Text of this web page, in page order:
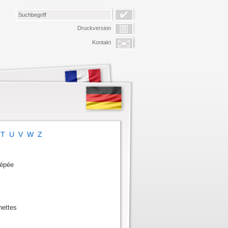
Druckversion
Kontakt
T U V W Z